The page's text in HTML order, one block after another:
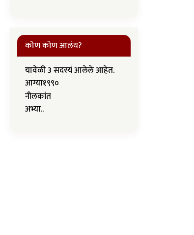
कोण कोण आलंय?
यावेळी 3 सदस्यं आलेले आहेत.
आग्या१९९०
नीलकांत
अभ्या..